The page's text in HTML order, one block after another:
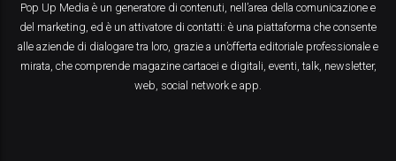
Pop Up Media è un generatore di contenuti, nell’area della comunicazione e
del marketing, ed è un attivatore di contatti: è una piattaforma che consente
alle aziende di dialogare tra loro, grazie a un’offerta editoriale professionale e
mirata, che comprende magazine cartacei e digitali, eventi, talk, newsletter,
web, social network e app.